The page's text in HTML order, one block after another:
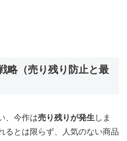
略（売り残り防止と最
、今作は売り残りが発生 しま
るとは限らず、人気のない商品